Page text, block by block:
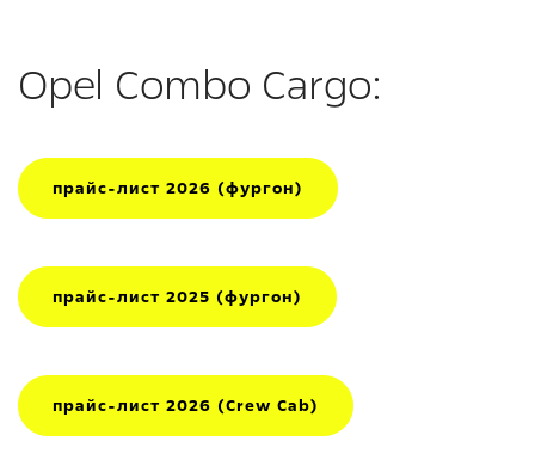
Opel Combo Cargo:
прайс-лист 2026 (фургон)
прайс-лист 2025 (фургон)
прайс-лист 2026 (Crew Cab)